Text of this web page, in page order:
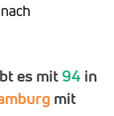
es mit94 in
mit